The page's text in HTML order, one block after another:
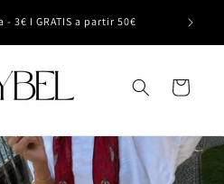
- 3€ I GRATIS a partir 50€
Carrito